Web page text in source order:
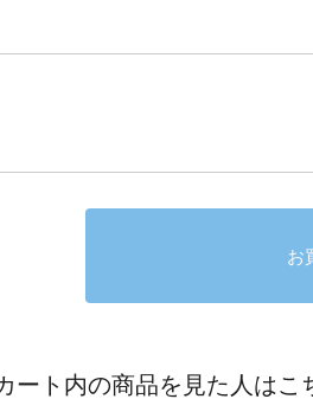
お
ート内の商品を見た人は